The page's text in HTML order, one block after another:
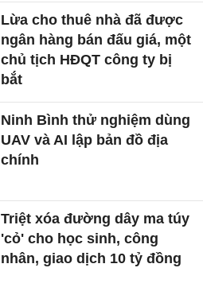
Lừa cho thuê nhà đã được
ngân hàng bán đấu giá, một
chủ tịch HĐQT công ty bị
bắt
Ninh Bình thử nghiệm dùng
UAV và AI lập bản đồ địa
chính
Triệt xóa đường dây ma túy
'cỏ' cho học sinh, công
nhân, giao dịch 10 tỷ đồng